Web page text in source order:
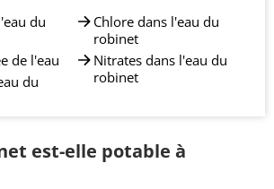
du
de l'eau
du
Chlore dans l'eau du
robinet
Nitrates dans l'eau du
robinet
est-elle potable à